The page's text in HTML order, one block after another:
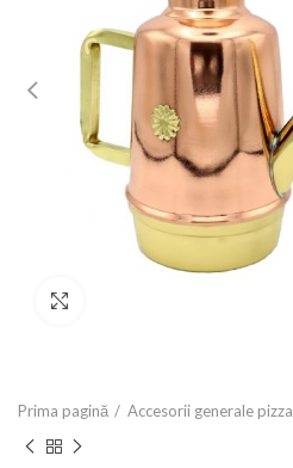
Prima pagină Accesorii generale pizza